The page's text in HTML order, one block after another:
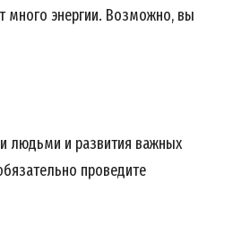
много энергии. Возможно, вы
людьми и развития важных
проведите